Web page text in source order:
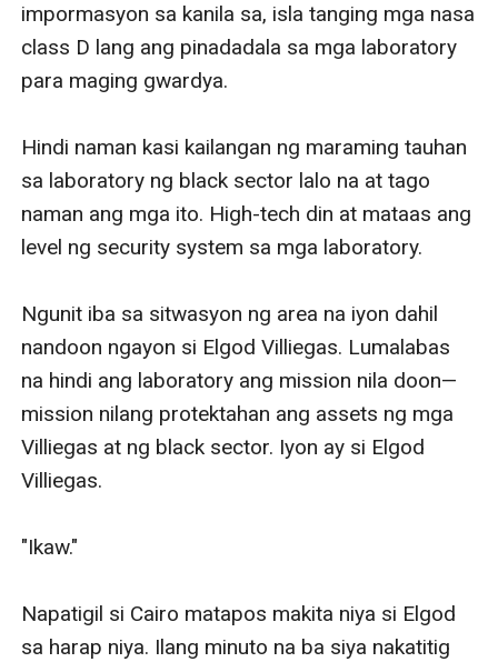
impormasyon sa kanila sa, isla tanging mga nasa
class D lang ang pinadadala sa mga laboratory
para maging gwardya.
Hindi naman kasi kailangan ng maraming tauhan
sa laboratory ng black sector lalo na at tago
naman ang mga ito. High-tech din at mataas ang
level ng security system sa mga laboratory.
Ngunit iba sa sitwasyon ng area na iyon dahil
nandoon ngayon si Elgod Villiegas. Lumalabas
na hindi ang laboratory ang mission nila doon—
mission nilang protektahan ang assets ng mga
Villiegas at ng black sector. Iyon ay si Elgod
Villiegas.
"Ikaw."
Napatigil si Cairo matapos makita niya si Elgod
sa harap niya. Ilang minuto na ba siya nakatitig